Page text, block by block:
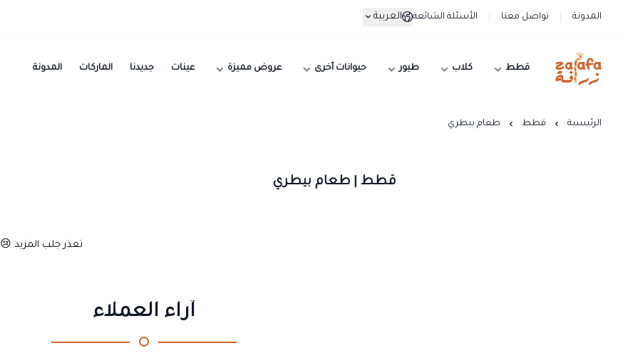
المدونة تواصل معنا الأسئلة الشائعة العربية
زرافة
قطط كلاب طيور حيوانات أخرى عروض مميزة عينات جديدنا الماركات المدونة
الرئيسية قطط طعام بيطري
قطط | طعام بيطري
تعذر جلب المزيد 😢
آراء العملاء